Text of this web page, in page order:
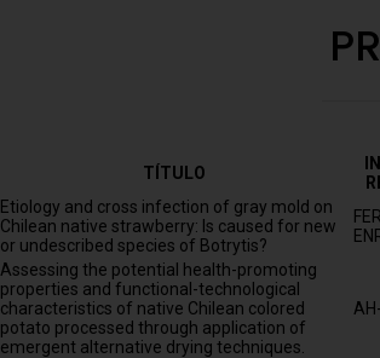
TÍTULO
Etiology and cross infection of gray mold on
Chilean native strawberry: Is caused for new
or undescribed species of Botrytis?
Assessing the potential health-promoting
properties and functional-technological
characteristics of native Chilean colored
potato processed through application of
emergent alternative drying techniques.